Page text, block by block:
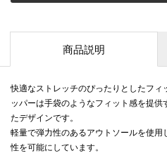
商品説明
快適なストレッチのぴったりとしたフ
ッパーは手袋のようなフィット感を提
たデザインです。
軽量で弾力性のあるアウトソールを使
性を可能にしています。